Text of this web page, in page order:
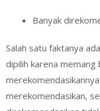
Banyak
Salah satu faktanya
dipilih karena memang
merekomendasikan,